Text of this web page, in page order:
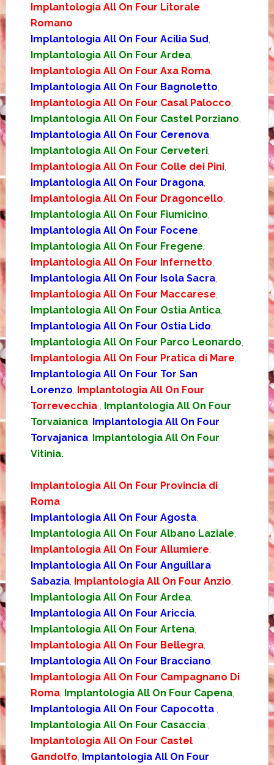
Implantologia All On Four Litorale
Romano
Implantologia All On Four Acilia Sud
Implantologia All On Four Ardea,
Implantologia All On Four Axa Roma,
Implantologia All On Four Bagnoletto
Implantologia All On Four Casal Palocco
Implantologia All On Four Castel Porziano
Implantologia All On Four Cerenova,
Implantologia All On Four Cerveteri,
Implantologia All On Four Colle dei Pini,
Implantologia All On Four Dragona,
Implantologia All On Four Dragoncello
Implantologia All On Four Fiumicino
Implantologia All On Four Focene
Implantologia All On Four Fregene
Implantologia All On Four Infernetto
Implantologia All On Four Isola Sacra,
Implantologia All On Four Maccarese
Implantologia All On Four Ostia Antica,
Implantologia All On Four Ostia Lido
Implantologia All On Four Parco Leonardo
Implantologia All On Four Pratica di Mare
Implantologia All On Four Tor San
Lorenzo Implantologia All On Four
Torrevecchia
Implantologia All On Four
Torvaianica, Implantologia All On Four
Torvajanica, Implantologia All On Four
Vitinia.
Implantologia All On Four Provincia di
Roma
Implantologia All On Four Agosta,
Implantologia All On Four Albano Laziale
Implantologia All On Four Allumiere
Implantologia All On Four Anguillara
Sabazia, Implantologia All On Four Anzio
Implantologia All On Four Ardea,
Implantologia All On Four Ariccia,
Implantologia All On Four Artena,
Implantologia All On Four Bellegra,
Implantologia All On Four Bracciano
Implantologia All On Four Campagnano Di
Roma, Implantologia All On Four Capena,
Implantologia All On Four Capocotta
Implantologia All On Four Casaccia
Implantologia All On Four Castel
Gandolfo Implantologia All On Four